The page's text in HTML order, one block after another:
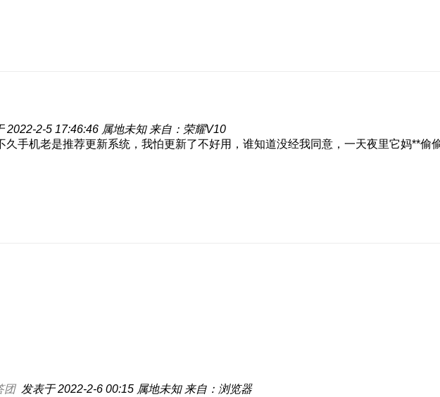
2022-2-5 17:46:46 属地未知 来自：荣耀V10
手机老是推荐更新系统，我怕更新了不好用，谁知道没经我同意，一天夜里它妈**
团 发表于 2022-2-6 00:15 属地未知 来自：浏览器